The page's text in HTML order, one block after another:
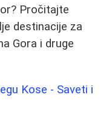
Pročitajte
destinacije za
Gora i druge
Kose - Saveti i